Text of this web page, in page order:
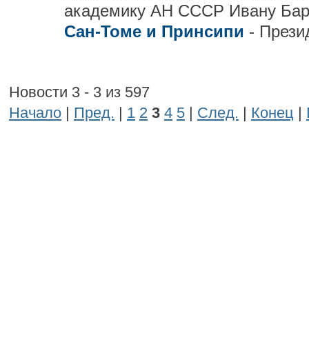
академику АН СССР Ивану
Сан-Томе и Принсипи -
Новости 3 - 3 из 597
Начало | Пред. | 1 2 3 4 5 | След. | Конец |